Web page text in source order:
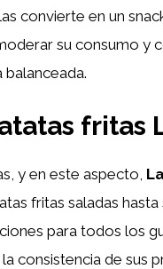
convierte en un
su consumo y
balanceada.
fritas
y en este aspecto,
fritas saladas
para todos los
consistencia de sus